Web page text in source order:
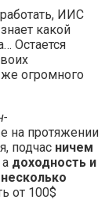
ИИС
какой
Остается
огромного
на протяжении
подчас ничем
а доходность и
от 100$